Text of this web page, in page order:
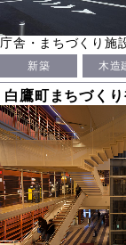
庁舎・まちづくり施
新築 木造
白鷹町まちづく